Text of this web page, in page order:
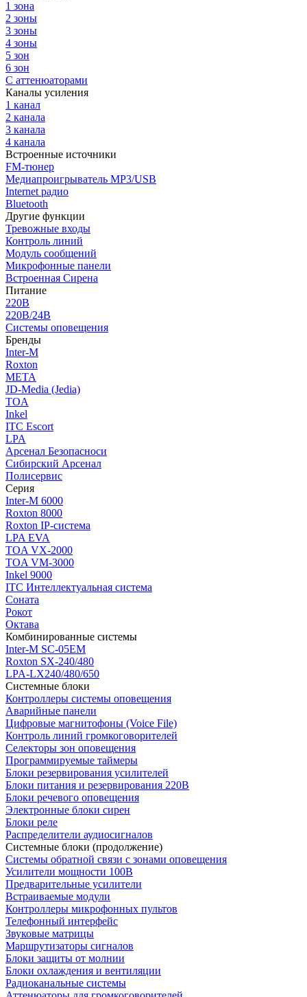
1 зона
2 зоны
3 зоны
4 зоны
5 зон
6 зон
С аттенюаторами
Каналы усиления
1 канал
2 канала
3 канала
4 канала
Встроенные источники
FM-тюнер
Медиапроигрыватель MP3/USB
Internet радио
Bluetooth
Другие функции
Тревожные входы
Контроль линий
Модуль сообщений
Микрофонные панели
Встроенная Сирена
Питание
220В
220В/24В
Системы оповещения
Бренды
Inter-M
Roxton
МЕТА
JD-Media (Jedia)
TOA
Inkel
ITC Escort
LPA
Арсенал Безопасноси
Сибирский Арсенал
Полисервис
Серия
Inter-M 6000
Roxton 8000
Roxton IP-система
LPA EVA
TOA VX-2000
TOA VM-3000
Inkel 9000
ITC Интеллектуальная система
Соната
Рокот
Октава
Комбинированные системы
Inter-M SC-05EM
Roxton SX-240/480
LPA-LX240/480/650
Системные блоки
Контроллеры системы оповещения
Аварийные панели
Цифровые магнитофоны (Voice File)
Контроль линий громкоговорителей
Селекторы зон оповещения
Программируемые таймеры
Блоки резервирования усилителей
Блоки питания и резервирования 220В
Блоки речевого оповещения
Электронные блоки сирен
Блоки реле
Распределители аудиосигналов
Системные блоки (продолжение)
Системы обратной связи с зонами оповещения
Усилители мощности 100В
Предварительные усилители
Встраиваемые модули
Контроллеры микрофонных пультов
Телефонный интерфейс
Звуковые матрицы
Маршрутизаторы сигналов
Блоки защиты от молнии
Блоки охлаждения и вентиляции
Радиоканальные системы